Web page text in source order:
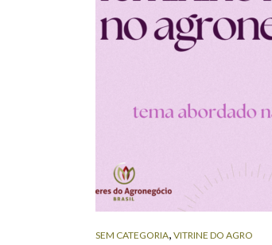
SEM CATEGORIA, VITRINE DO AGRO